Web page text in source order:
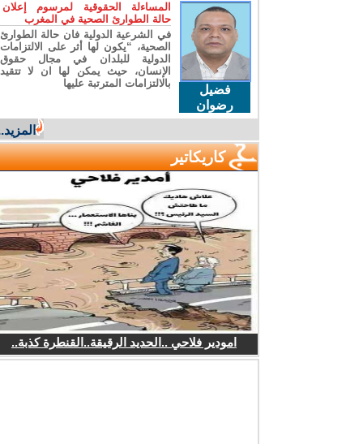
فضيل
رضوان
المساءلة الحقوقية لمرسوم إعلان
حالة الطوارئ الصحية في المغرب
في الشرعية الدولية فان حالة الطوارئ
الصحية، “يكون لها أثر على الالتزامات
الدولية للبلدان في مجال حقوق
الإنسان، حيث يمكن لها ان لا تتقيد
بالالتزامات المترتبة عليها
المزيد...
كاريكاتير
امودير فلاحي ..الحديد الرقيقة..القنطرة كذبة..